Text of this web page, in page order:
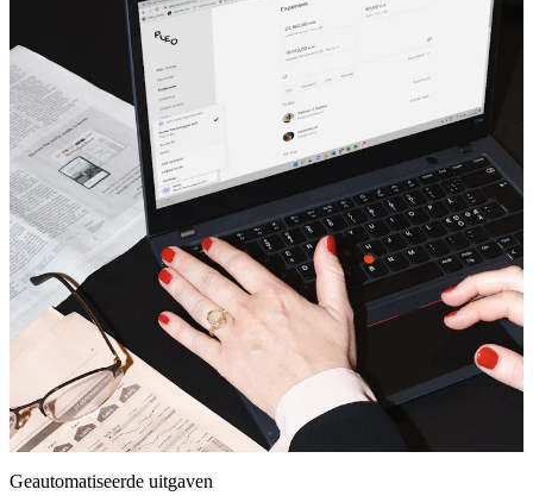
Geautomatiseerde uitgaven